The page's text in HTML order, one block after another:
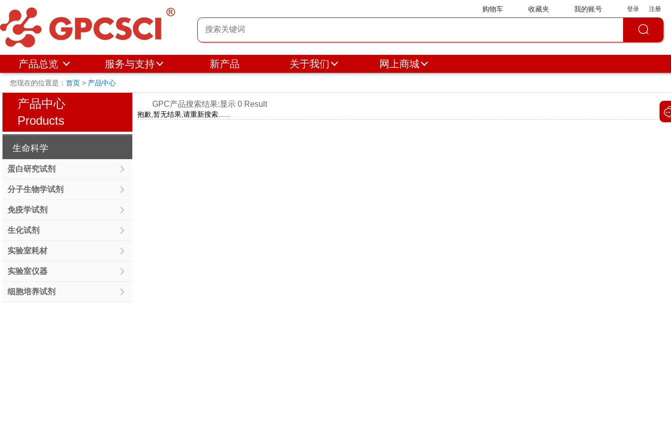
注册
登录
我的账号
收藏夹
购物车
产品总览 服务与支持 新产品 关于我们 网上商城
您现在的位置是： 首页 > 产品中心
产品中心
Products
生命科学
蛋白研究试剂
分子生物学试剂
免疫学试剂
生化试剂
实验室耗材
实验室仪器
细胞培养试剂
GPC产品搜索结果:显示 0 Result
抱歉,暂无结果,请重新搜索......